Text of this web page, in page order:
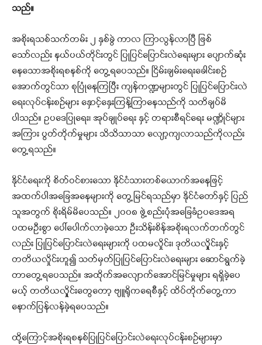
သည်။
အစိုးရသစ်သက်တမ်း ၂ နှစ်ခွဲ ကာလ ကြာလွန်လာပြီ ဖြစ်
သော်လည်း နယ်ပယ်တိုင်းတွင် ပြုပြင်ပြောင်းလဲရေးများ ပျောက်ဆုံး
နေသောအစိုးရစနစ်ကို တွေ့ရပေသည်။ ငြိမ်းချမ်းရေးခေါင်းစဉ်
အောက်တွင်သာ စုပြုံနေကြပြီး ကျန်ကဏ္ဍများတွင် ပြုပြင်ပြောင်းလဲ
ရေးလုပ်ငန်းစဉ်များ နှောင့်နှေးကြန့်ကြာနေသည်ကို သတိချပ်မိ
ပါသည်။ ဥပဒေပြုရေး၊ အုပ်ချုပ်ရေး နှင့် တရားစီရင်ရေး မဏ္ဍိုင်များ
အကြား ပွတ်တိုက်မှုများ သိသိသာသာ လျော့ကျလာသည်ကိုလည်း
တွေ့ရသည်။
နိုင်ငံရေးကို စိတ်ဝင်စားသော နိုင်ငံသားတစ်ယောက်အနေဖြင့်
အထက်ပါအခြေအနေများကို တွေ့မြင်ရသည်မှာ နိုင်ငံတော်နှင့် ပြည်
သူအတွက် စိုးရိမ်မိပေသည်။ ၂၀၀၈ ဖွဲ့စည်းပုံအခြေခံဥပဒေအရ
ပထမဦးစွာ ပေါ်ပေါက်လာခဲ့သော ဦးသိန်းစိန်အစိုးရလက်တက်တွင်
လည်း ပြုပြင်ပြောင်းလဲရေးများကို ပထမလှိုင်း၊ ဒုတိယလှိုုင်းနှင့်
တတိယလှိုင်းဟူ၍ သတ်မှတ်ပြုပြင်ပြောင်းလဲရေးများ ဆောင်ရွက်ခဲ့
တာတွေ့ရပေသည်။ အထိုက်အလျောက်အောင်မြင်မှုများ ရရှိခဲ့ပေ
မယ့် တတိယလှိုုင်းတွေတော့ ဗျူရိုကရေစီနှင့် ထိပ်တိုက်တွေ့ကာ
နောက်ပြန်လန်ခဲ့ရပေသည်။
ထို့ကြောင့်အစိုးရစနစ်ပြုပြင်ပြောင်းလဲရေးလုပ်ငန်းစဉ်များမှာ